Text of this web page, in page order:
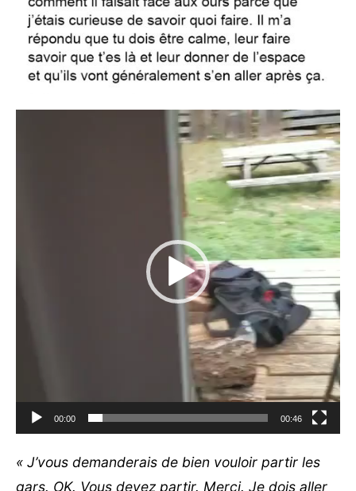
00:00 00:46
« J’vous demanderais de bien vouloir partir les
gars. OK. Vous devez partir. Merci. Je dois aller